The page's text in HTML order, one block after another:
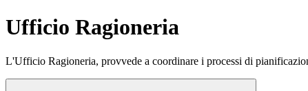
Ufficio Ragioneria
L'Ufficio Ragioneria, provvede a coordinare i processi di